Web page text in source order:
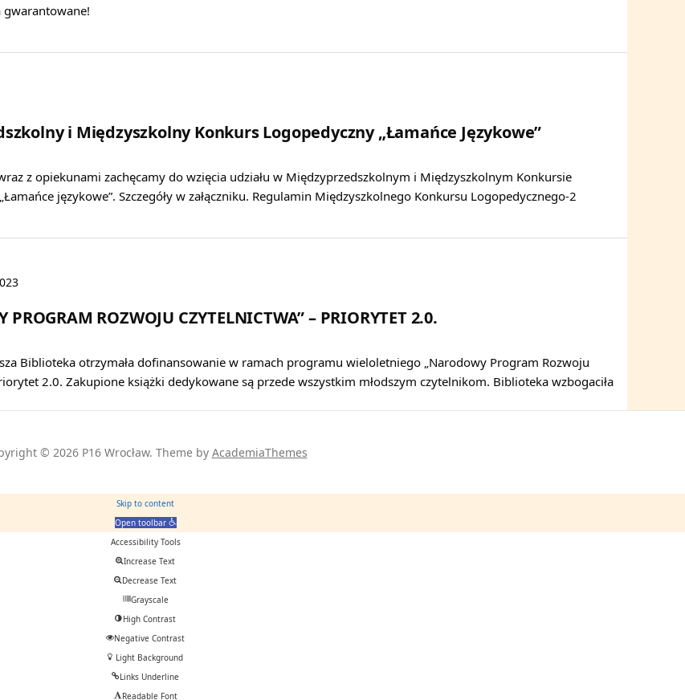
gwarantowane!
i Międzyszkolny Konkurs Logopedyczny „Łamańce Językowe”
z opiekunami zachęcamy do wzięcia udziału w Międzyprzedszkolnym i Międzyszkolnym Konkursie
językowe”. Szczegóły w załączniku. Regulamin Międzyszkolnego Konkursu Logopedycznego-2
PROGRAM ROZWOJU CZYTELNICTWA” – PRIORYTET 2.0.
Biblioteka otrzymała dofinansowanie w ramach programu wieloletniego „Narodowy Program Rozwoju
2.0. Zakupione książki dedykowane są przede wszystkim młodszym czytelnikom. Biblioteka wzbogaciła
© 2026 P16 Wrocław. Theme by AcademiaThemes
Skip to content
Open toolbar
Accessibility Tools
Increase Text
Decrease Text
Grayscale
High Contrast
Negative Contrast
Light Background
Links Underline
Readable Font